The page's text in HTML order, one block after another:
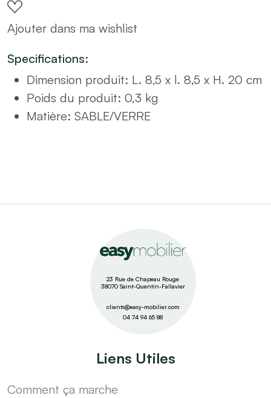
H20
blanc
Ajouter dans ma wishlist
Specifications:
Dimension produit: L. 8,5 x l. 8,5 x H. 20 cm
Poids du produit: 0,3 kg
Matière: SABLE/VERRE
23 Rue de Chapeau Rouge
38070 Saint-Quentin-Fallavier
clients@easy-mobilier.com
04 74 94 65 88
Liens Utiles
Comment ça marche